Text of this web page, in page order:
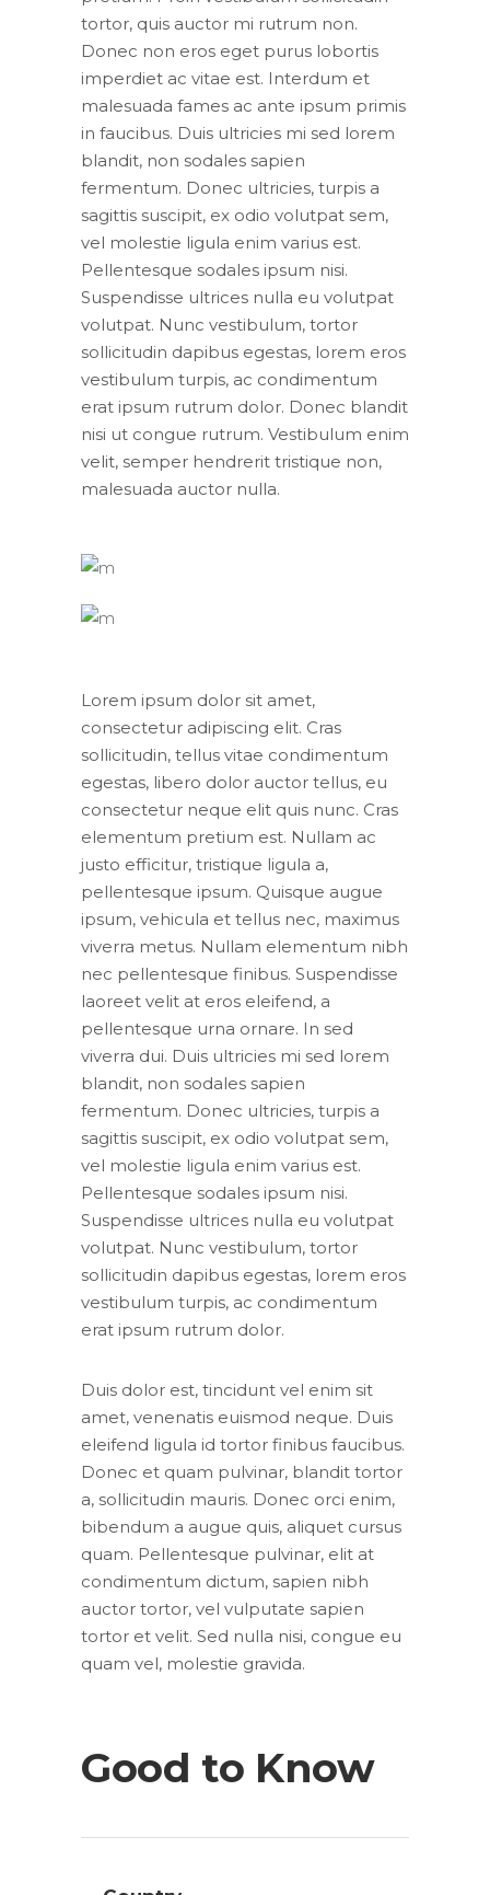
tortor, quis auctor mi rutrum non.
Donec non eros eget purus lobortis
imperdiet ac vitae est. Interdum et
malesuada fames ac ante ipsum primis
in faucibus. Duis ultricies mi sed lorem
blandit, non sodales sapien
fermentum. Donec ultricies, turpis a
sagittis suscipit, ex odio volutpat sem,
vel molestie ligula enim varius est.
Pellentesque sodales ipsum nisi.
Suspendisse ultrices nulla eu volutpat
volutpat. Nunc vestibulum, tortor
sollicitudin dapibus egestas, lorem eros
vestibulum turpis, ac condimentum
erat ipsum rutrum dolor. Donec blandit
nisi ut congue rutrum. Vestibulum enim
velit, semper hendrerit tristique non,
malesuada auctor nulla.
Lorem ipsum dolor sit amet,
consectetur adipiscing elit. Cras
sollicitudin, tellus vitae condimentum
egestas, libero dolor auctor tellus, eu
consectetur neque elit quis nunc. Cras
elementum pretium est. Nullam ac
justo efficitur, tristique ligula a,
pellentesque ipsum. Quisque augue
ipsum, vehicula et tellus nec, maximus
viverra metus. Nullam elementum nibh
nec pellentesque finibus. Suspendisse
laoreet velit at eros eleifend, a
pellentesque urna ornare. In sed
viverra dui. Duis ultricies mi sed lorem
blandit, non sodales sapien
fermentum. Donec ultricies, turpis a
sagittis suscipit, ex odio volutpat sem,
vel molestie ligula enim varius est.
Pellentesque sodales ipsum nisi.
Suspendisse ultrices nulla eu volutpat
volutpat. Nunc vestibulum, tortor
sollicitudin dapibus egestas, lorem eros
vestibulum turpis, ac condimentum
erat ipsum rutrum dolor.
Duis dolor est, tincidunt vel enim sit
amet, venenatis euismod neque. Duis
eleifend ligula id tortor finibus faucibus.
Donec et quam pulvinar, blandit tortor
a, sollicitudin mauris. Donec orci enim,
bibendum a augue quis, aliquet cursus
quam. Pellentesque pulvinar, elit at
condimentum dictum, sapien nibh
auctor tortor, vel vulputate sapien
tortor et velit. Sed nulla nisi, congue eu
quam vel, molestie gravida.
Good to Know